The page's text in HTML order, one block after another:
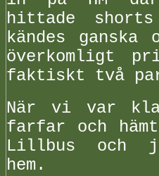
hittade
kändes
överkomligt
faktiskt två
När vi var
farfar och
Lillbus och
hem.